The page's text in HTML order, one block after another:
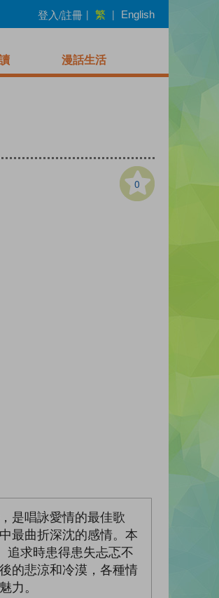
登入/註冊 | 繁 | English
漫話生活
0
是唱詠愛情的最佳歌
最曲折深沈的感情。本
追求時患得患失忐忑不
的悲涼和冷漠，各種情
力。